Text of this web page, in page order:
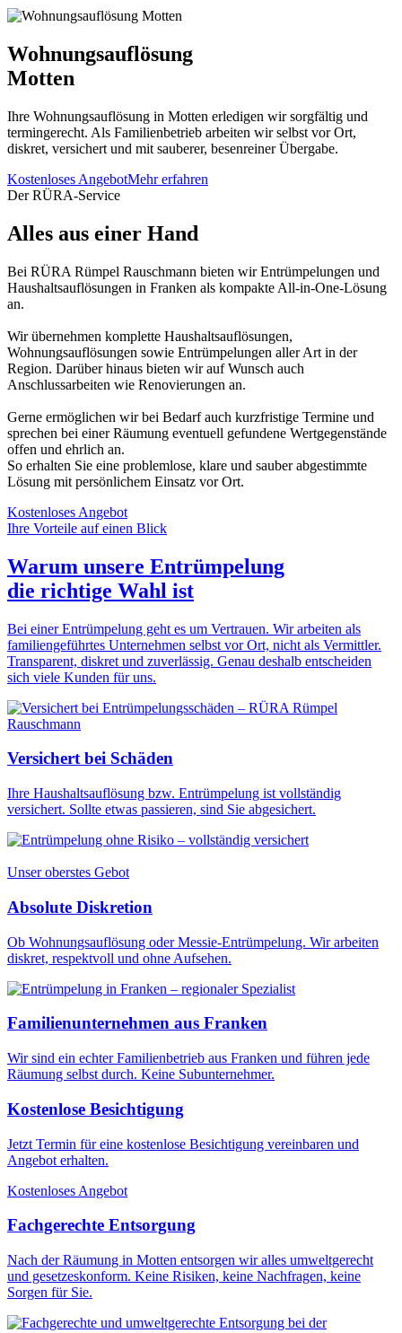
Wohnungsauflösung
Motten
Ihre Wohnungsauflösung in Motten erledigen wir sorgfältig und
termingerecht. Als Familienbetrieb arbeiten wir selbst vor Ort,
diskret, versichert und mit sauberer, besenreiner Übergabe.
Kostenloses AngebotMehr erfahren
Der RÜRA-Service
Alles aus einer Hand
Bei RÜRA Rümpel Rauschmann bieten wir Entrümpelungen und
Haushaltsauflösungen in Franken als kompakte All-in-One-Lösung
an.
Wir übernehmen komplette Haushaltsauflösungen,
Wohnungsauflösungen sowie Entrümpelungen aller Art in der
Region. Darüber hinaus bieten wir auf Wunsch auch
Anschlussarbeiten wie Renovierungen an.
Gerne ermöglichen wir bei Bedarf auch kurzfristige Termine und
sprechen bei einer Räumung eventuell gefundene Wertgegenstände
offen und ehrlich an.
So erhalten Sie eine problemlose, klare und sauber abgestimmte
Lösung mit persönlichem Einsatz vor Ort.
Kostenloses Angebot
Ihre Vorteile auf einen Blick
Warum unsere Entrümpelung
die richtige Wahl ist
Bei einer Entrümpelung geht es um Vertrauen. Wir arbeiten als
familiengeführtes Unternehmen selbst vor Ort, nicht als Vermittler.
Transparent, diskret und zuverlässig. Genau deshalb entscheiden
sich viele Kunden für uns.
Versichert bei Schäden
Ihre Haushaltsauflösung bzw. Entrümpelung ist vollständig
versichert. Sollte etwas passieren, sind Sie abgesichert.
Unser oberstes Gebot
Absolute Diskretion
Ob Wohnungsauflösung oder Messie-Entrümpelung. Wir arbeiten
diskret, respektvoll und ohne Aufsehen.
Familienunternehmen aus Franken
Wir sind ein echter Familienbetrieb aus Franken und führen jede
Räumung selbst durch. Keine Subunternehmer.
Kostenlose Besichtigung
Jetzt Termin für eine kostenlose Besichtigung vereinbaren und
Angebot erhalten.
Kostenloses Angebot
Fachgerechte Entsorgung
Nach der Räumung in Motten entsorgen wir alles umweltgerecht
und gesetzeskonform. Keine Risiken, keine Nachfragen, keine
Sorgen für Sie.